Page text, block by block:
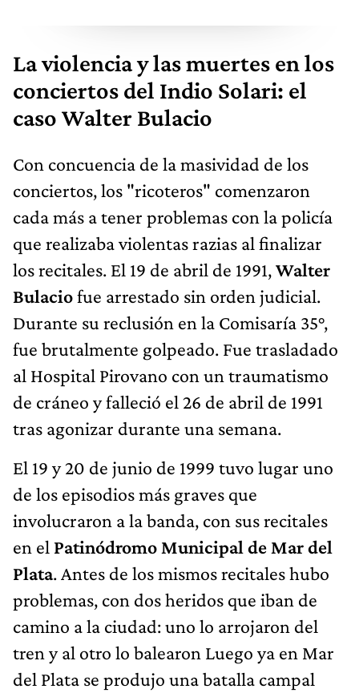
La violencia y las muertes en los
conciertos del Indio Solari: el
caso Walter Bulacio
Con concuencia de la masividad de los
conciertos, los "ricoteros" comenzaron
cada más a tener problemas con la policía
que realizaba violentas razias al finalizar
los recitales. El 19 de abril de 1991,Walter
Bulaciofue arrestado sin orden judicial.
Durante su reclusión en la Comisaría 35°,
fue brutalmente golpeado. Fue trasladado
al Hospital Pirovano con un traumatismo
de cráneo y falleció el 26 de abril de 1991
tras agonizar durante una semana.
El 19 y 20 de junio de 1999 tuvo lugar uno
de los episodios más graves que
involucraron a la banda, con sus recitales
en el Patinódromo Municipal de Mar del
Plata. Antes de los mismos recitales hubo
problemas, con dos heridos que iban de
camino a la ciudad: uno lo arrojaron del
tren y al otro lo balearon Luego ya en Mar
del Plata se produjo una batalla campal